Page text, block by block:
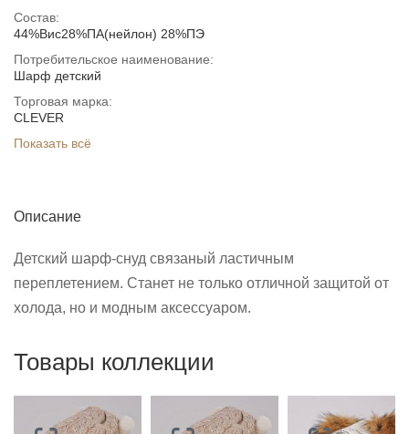
Состав:
44%Вис28%ПА(нейлон) 28%ПЭ
Потребительское наименование:
Шарф детский
Торговая марка:
CLEVER
Показать всё
Описание
Детский шарф-снуд связаный ластичным
переплетением. Станет не только отличной защитой от
холода, но и модным аксессуаром.
Товары коллекции